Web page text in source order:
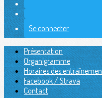
Se connecter
Présentation
Organigramme
Horaires des
Facebook / Strava
Contact